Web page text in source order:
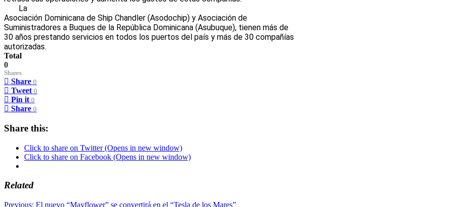
La
Asociación Dominicana de Ship Chandler (Asodochip) y Asociación de
Suministradores a Buques de la República Dominicana (Asubuque), tienen más de
30 años prestando servicios en todos los puertos del país y más de 30 compañías
autorizadas.
Total
0
Shares
Share 0
Tweet 0
Pin it 0
Share 0
Share this:
Click to share on Twitter (Opens in new window)
Click to share on Facebook (Opens in new window)
Related
Previous: El nuevo “Mayflower” se convertirá en el “Tesla de los Mares”